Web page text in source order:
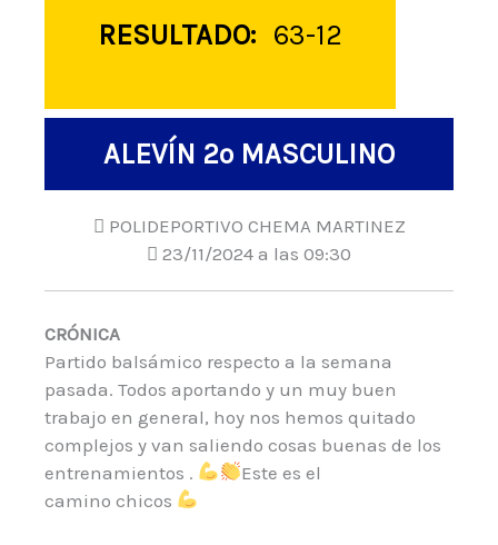
RESULTADO: 63-12
ALEVÍN 2º MASCULINO
POLIDEPORTIVO CHEMA MARTINEZ
23/11/2024 a las 09:30
CRÓNICA
Partido balsámico respecto a la semana
pasada. Todos aportando y un muy buen
trabajo en general, hoy nos hemos quitado
complejos y van saliendo cosas buenas de los
entrenamientos .
Este es el
camino chicos